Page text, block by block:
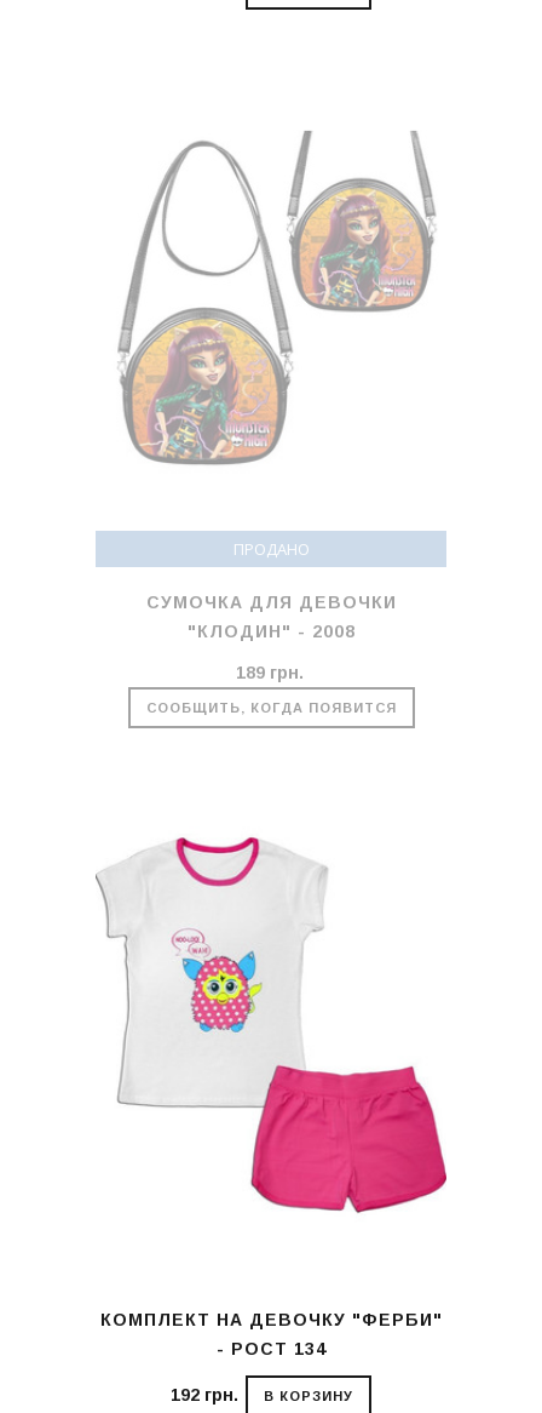
ПРОДАНО
СУМОЧКА ДЛЯ ДЕВОЧКИ
"КЛОДИН" - 2008
189 грн.
СООБЩИТЬ, КОГДА ПОЯВИТСЯ
КОМПЛЕКТ НА ДЕВОЧКУ "ФЕРБИ"
- РОСТ 134
192 грн. В КОРЗИНУ